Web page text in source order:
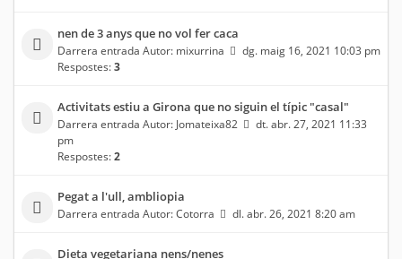
nen de 3 anys que no vol fer caca
Darrera entrada Autor: mixurrina
dg. maig 16, 2021 10:03 pm
Respostes:3
Activitats estiu a Girona que no siguin el típic "casal"
Darrera entrada Autor: Jomateixa82
dt. abr. 27, 2021 11:33
pm
Respostes:2
Pegat a l'ull, ambliopia
Darrera entrada Autor:Cotorra dl. abr. 26, 2021 8:20 am
Dieta vegetariana nens/nenes